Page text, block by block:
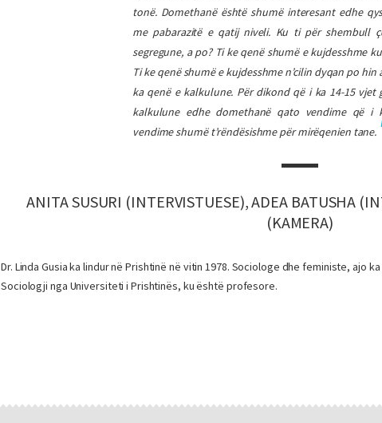
tonë. Domethanë është shumë interesant edhe
me pabarazitë e qatij niveli. Ku ti për shembull
segregune, a po? Ti ke qenë shumë e kujdesshme
Ti ke qenë shumë e kujdesshme n’cilin dyqan po
ka qenë e kalkulune. Për dikond që i ka 14-15 vjet
kalkulune edhe domethanë qato vendime që i
vendime shumë t’rëndësishme për mirëqenien tane.
ANITA SUSURI (INTERVISTUESE), ADEA BATUSHA
(KAMERA)
Dr. Linda Gusia ka lindur në Prishtinë në vitin 1978. Sociologe dhe feministe, ajo
Sociologji nga Universiteti i Prishtinës, ku është profesore.